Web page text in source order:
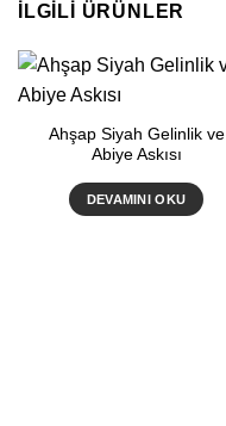
İLGILI ÜRÜNLER
Ahşap Siyah Gelinlik ve
Abiye Askısı
DEVAMINI OKU